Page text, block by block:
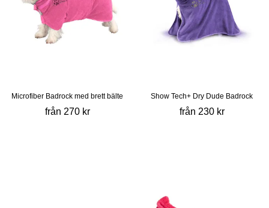
Microfiber Badrock med brett bälte
från 270 kr
Show Tech+ Dry Dude Badrock
från 230 kr